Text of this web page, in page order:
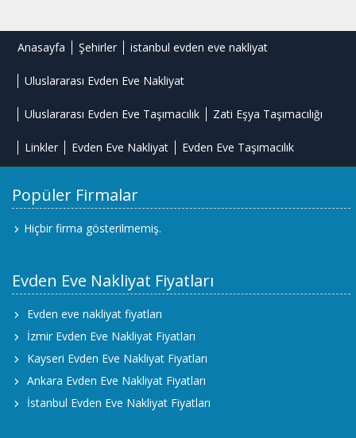
Anasayfa Şehirler istanbul evden eve nakliyat
Uluslararası Evden Eve Nakliyat
Uluslararası Evden Eve Taşımacılık Zati Eşya Taşımacılığı
Linkler Evden Eve Nakliyat Evden Eve Taşımacılık
Popüler Firmalar
Hiçbir firma gösterilmemiş.
Evden Eve Nakliyat Fiyatları
Evden eve nakliyat fiyatları
İzmir Evden Eve Nakliyat Fiyatları
Kayseri Evden Eve Nakliyat Fiyatları
Ankara Evden Eve Nakliyat Fiyatları
İstanbul Evden Eve Nakliyat Fiyatları